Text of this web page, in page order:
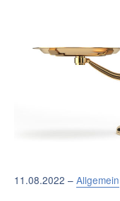
11.08.2022 – Allgemein